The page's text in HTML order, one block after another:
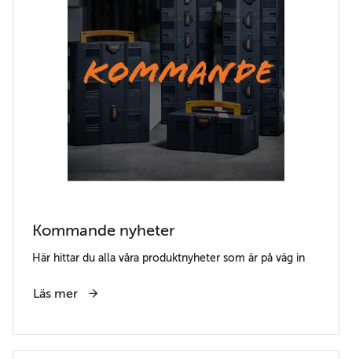
Kommande nyheter
Här hittar du alla våra produktnyheter som är på väg in
Läs mer